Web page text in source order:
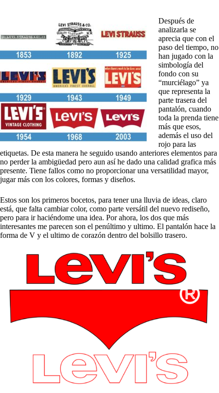
Después de
analizarla se
aprecia que con el
paso del tiempo, no
han jugado con la
simbología del
fondo con su
“murciélago” ya
que representa la
parte trasera del
pantalón, cuando
toda la prenda tiene
más que esos,
además el uso del
rojo para las
etiquetas. De esta manera he seguido usando anteriores elementos para
no perder la ambigüedad pero aun así he dado una calidad grafica más
presente. Tiene fallos como no proporcionar una versatilidad mayor,
jugar más con los colores, formas y diseños.
Estos son los primeros bocetos, para tener una lluvia de ideas, claro
está, que falta cambiar color, como parte versátil del nuevo rediseño,
pero para ir haciéndome una idea. Por ahora, los dos que más
interesantes me parecen son el penúltimo y ultimo. El pantalón hace la
forma de V y el ultimo de corazón dentro del bolsillo trasero.